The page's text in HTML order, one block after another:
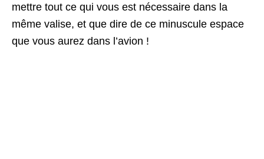
mettre tout ce qui vous est nécessaire dans la
même valise, et que dire de ce minuscule espace
que vous aurez dans l’avion !